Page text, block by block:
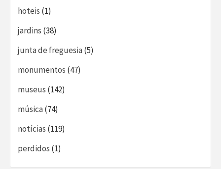
hoteis (1)
jardins (38)
junta de freguesia(5)
monumentos (47)
museus (142)
música(74)
notícias (119)
perdidos (1)